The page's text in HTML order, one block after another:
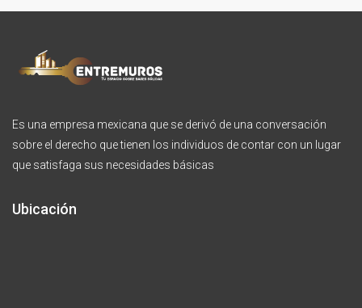
Es una empresa mexicana que se derivó de una conversación
sobre el derecho que tienen los individuos de contar con un lugar
que satisfaga sus necesidades básicas
Ubicación